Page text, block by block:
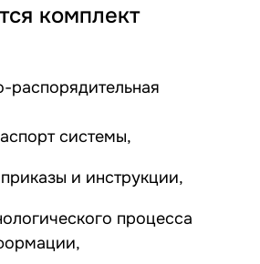
комплект
распорядительная
системы,
и инструкции,
процесса